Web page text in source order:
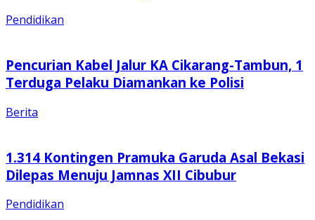
Pendidikan
Pencurian Kabel Jalur KA Cikarang-Tambun, 1
Terduga Pelaku Diamankan ke Polisi
Berita
1.314 Kontingen Pramuka Garuda Asal Bekasi
Dilepas Menuju Jamnas XII Cibubur
Pendidikan